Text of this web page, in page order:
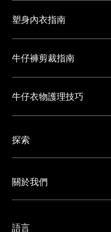
塑身內衣指南
牛仔褲剪裁指南
牛仔衣物護理技巧
探索
關於我們
語言